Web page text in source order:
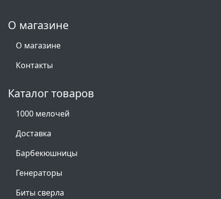
О магазине
О магазине
Контакты
Каталог товаров
1000 мелочей
Доставка
Барбекюшницы
Генераторы
Биты сверла